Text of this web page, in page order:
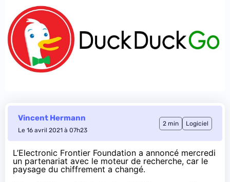
Vincent Hermann
Le 16 avril 2021 à 07h23
2 min Logiciel
L’Electronic Frontier Foundation a annoncé mercredi
un partenariat avec le moteur de recherche, car le
paysage du chiffrement a changé.